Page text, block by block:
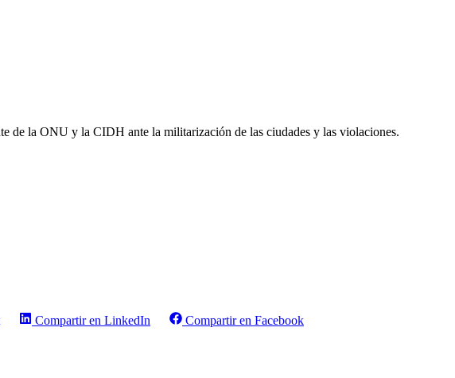
de la ONU y la CIDH ante la militarización de las ciudades y las violaciones.
Compartir en LinkedIn
Compartir en Facebook